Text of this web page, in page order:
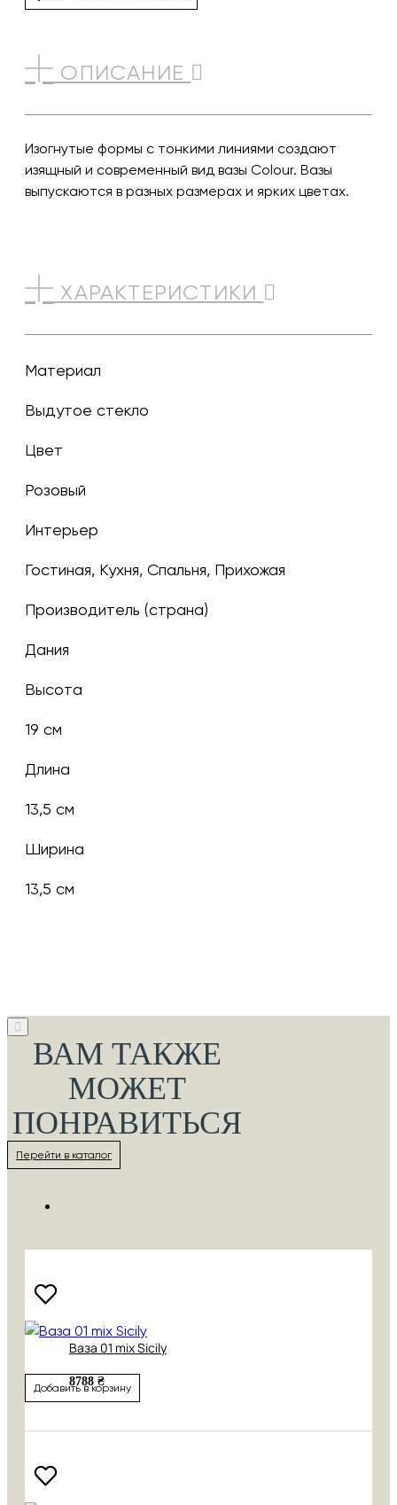
ОПИСАНИЕ
Изогнутые формы с тонкими линиями создают
изящный и современный вид вазы Colour. Вазы
выпускаются в разных размерах и ярких цветах.
ХАРАКТЕРИСТИКИ
Материал
Выдутое стекло
Цвет
розовый
Интерьер
Гостиная, Кухня, Спальня, Прихожая
Производитель (страна)
Дания
Высота
19 см
Длина
13,5 см
Ширина
13,5 см
ВАМ ТАКЖЕ
МОЖЕТ
ПОНРАВИТЬСЯ
Перейти в каталог
Ваза 01 mix Sicily
8788 ₴
Добавить в корзину